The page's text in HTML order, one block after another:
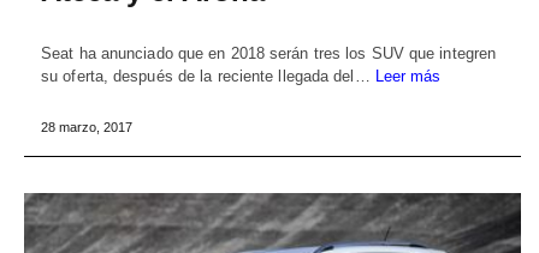
Seat ha anunciado que en 2018 serán tres los SUV que integren
su oferta, después de la reciente llegada del… Leer más
28 marzo, 2017